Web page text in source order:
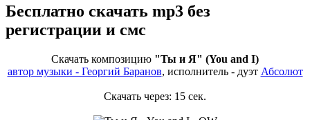
Бесплатно скачать mp3 без
регистрации и смс
Скачать композицию "Ты и Я" (You and I)
автор музыки - Георгий Баранов, исполнитель - дуэт Абсолют
Скачать через: 15 сек.